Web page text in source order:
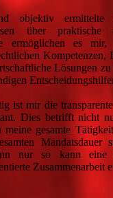
objektiv ermittelte
über praktische
ermöglichen es
Kompetenzen,
Lösungen
ist mir die
Dies betrifft nicht
meine gesamte
Mandatsdauer
nur so kann eine
Zusammenarbeit